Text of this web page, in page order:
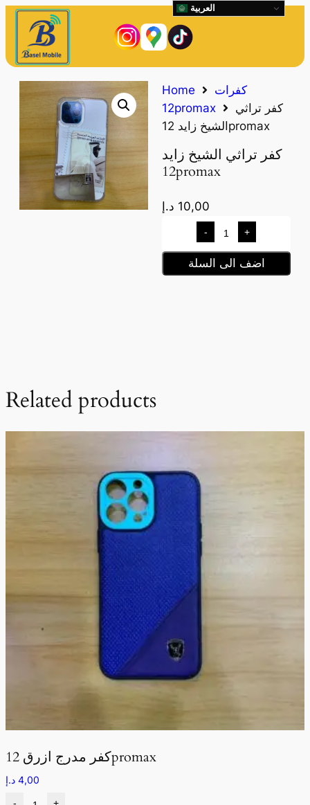
Home
كفرات
12promax
كفر تراثي
الشيخ زايد 12promax
كفر تراثي الشيخ زايد
12promax
10,00 د.إ
- +
اضف الى السلة
Related products
كفر مدرج ازرق 12promax
4,00 د.إ
العربية